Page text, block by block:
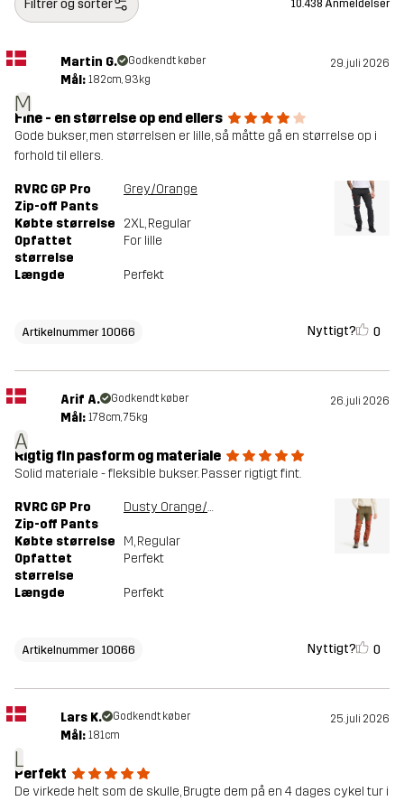
Filtrér og sortér 10.438 Anmeldelser
M
Martin G. Godkendt køber 29. juli 2026
Mål: 182cm, 93kg
Fine - en størrelse op end ellers
Gode bukser, men størrelsen er lille, så måtte gå en størrelse op i
forhold til ellers.
RVRC GP Pro
Zip-off Pants
Grey/Orange
Købte størrelse 2XL, Regular
Opfattet
størrelse
For lille
Længde Perfekt
Artikelnummer 10066 Nyttigt? 0
A
Arif A. Godkendt køber 26. juli 2026
Mål: 178cm, 75kg
Rigtig fin pasform og materiale
Solid materiale - fleksible bukser. Passer rigtigt fint.
RVRC GP Pro
Zip-off Pants
Dusty Orange/Light MossGray
Købte størrelse M, Regular
Opfattet
størrelse
Perfekt
Længde Perfekt
Artikelnummer 10066 Nyttigt? 0
L
Lars K. Godkendt køber 25. juli 2026
Mål: 181cm
Perfekt
De virkede helt som de skulle, Brugte dem på en 4 dages cykel tur i